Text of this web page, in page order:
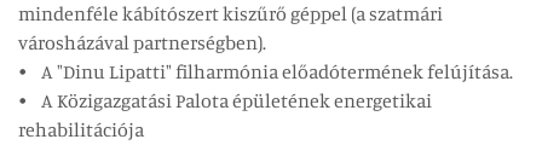
mindenféle kábítószert kiszűrő géppel (a szatmári
városházával partnerségben).
• A "Dinu Lipatti" filharmónia előadótermének felújítása.
• A Közigazgatási Palota épületének energetikai
rehabilitációja